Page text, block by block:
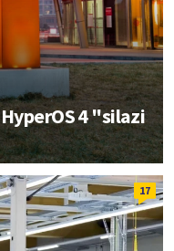
4 "silazi
17